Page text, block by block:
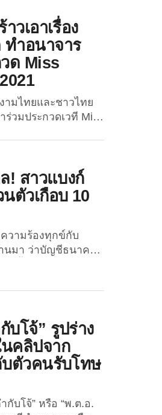
รวจเพิ่งทำการเข้า
งอย่างกรุงลิมาได้
ด้แต่งตัวในชุดของ
องดัง อาทิ กัปตัน
แคตวูแมน โดยต้อง
งานคอนเสิร์ตวัน
งทั้งหมดนี้คือแผนบุก
อกจากนี้...
วเอาเรื่อง
ทำอนาจาร
ด Miss
ามไทยและชาวไทย
ร่วมประกวดเวที Miss
กับทนายนิด้า ที่ “ปุ้ย
ออกมาเคลื่อนไหว
ที่สุด! เมื่อวานนี้ (25
! สาวแบงก์
ตัวเกือบ 10
วามร้องทุกข์กับ
นมา ว่าบัญชีธนาคาร
หวัดชัยภูมิ เมื่อวานนี้
รวจภูธรเมืองชัยภูมิ
ทมา บุตรศรี”
หวัดชัยภูมิ ขณะนอน
ะสบอุบัติเหตุทาง
ลบหนีเจ้าหน้าที่
แฮกข้อมูลทางการ
ในบัญชีของลูกค้า
นทำธุรกิจ โดยมีผู้
บโจ้” รูปร่าง
คลิปจาก
บตัวคนรับโทษ
กับโจ้” หรือ “พ.ต.อ.